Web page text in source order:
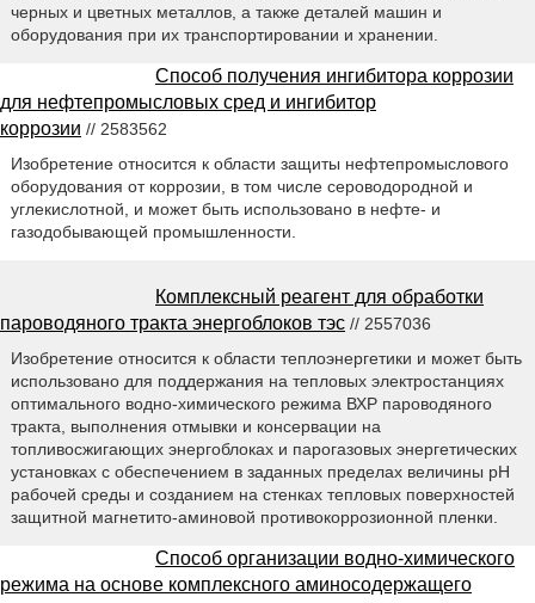
черных и цветных металлов, а также деталей машин и
оборудования при их транспортировании и хранении.
Способ получения ингибитора коррозии
для нефтепромысловых сред и ингибитор
коррозии // 2583562
Изобретение относится к области защиты нефтепромыслового
оборудования от коррозии, в том числе сероводородной и
углекислотной, и может быть использовано в нефте- и
газодобывающей промышленности.
Комплексный реагент для обработки
пароводяного тракта энергоблоков тэс // 2557036
Изобретение относится к области теплоэнергетики и может быть
использовано для поддержания на тепловых электростанциях
оптимального водно-химического режима ВХР пароводяного
тракта, выполнения отмывки и консервации на
топливосжигающих энергоблоках и парогазовых энергетических
установках с обеспечением в заданных пределах величины pH
рабочей среды и созданием на стенках тепловых поверхностей
защитной магнетито-аминовой противокоррозионной пленки.
Способ организации водно-химического
режима на основе комплексного аминосодержащего